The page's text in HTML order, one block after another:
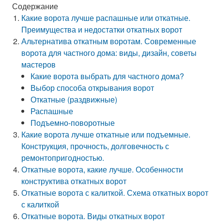
Содержание
Какие ворота лучше распашные или откатные.
Преимущества и недостатки откатных ворот
Альтернатива откатным воротам. Современные
ворота для частного дома: виды, дизайн, советы
мастеров
Какие ворота выбрать для частного дома?
Выбор способа открывания ворот
Откатные (раздвижные)
Распашные
Подъемно-поворотные
Какие ворота лучше откатные или подъемные.
Конструкция, прочность, долговечность с
ремонтопригодностью.
Откатные ворота, какие лучше. Особенности
конструктива откатных ворот
Откатные ворота с калиткой. Схема откатных ворот
с калиткой
Откатные ворота. Виды откатных ворот